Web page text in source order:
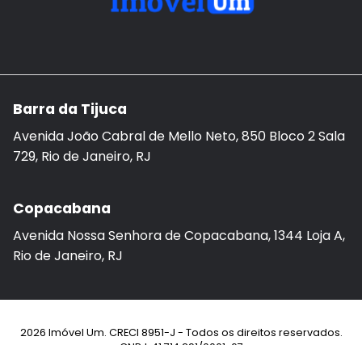
Barra da Tijuca
Avenida João Cabral de Mello Neto, 850 Bloco 2 Sala
729, Rio de Janeiro, RJ
Copacabana
Avenida Nossa Senhora de Copacabana, 1344 Loja A,
Rio de Janeiro, RJ
2026 Imóvel Um. CRECI 8951-J - Todos os direitos reservados.